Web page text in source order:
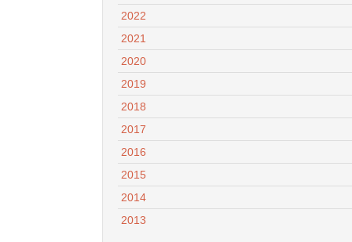
2022
2021
2020
2019
2018
2017
2016
2015
2014
2013